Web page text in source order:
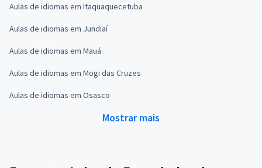
Aulas de idiomas em Itaquaquecetuba
Aulas de idiomas em Jundiaí
Aulas de idiomas em Mauá
Aulas de idiomas em Mogi das Cruzes
Aulas de idiomas em Osasco
Mostrar mais